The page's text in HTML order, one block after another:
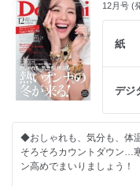
カルパラDomani
“運命の数字”占い
プレゼント
の“いい女”ハートマルチポ
ナリーもらくらく収納！
12月号 (
紙
デジ
◆おしゃれも、気分も、体
そろそろカウントダウン…
ン高めでまいりましょう！